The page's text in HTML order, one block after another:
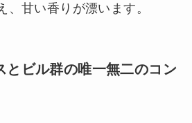
、甘い香りが漂います。
とビル群の唯一無二のコン